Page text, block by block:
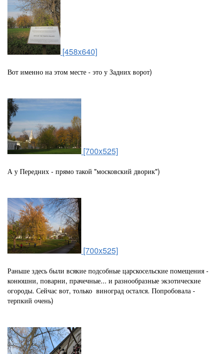
[458x640]
Вот именно на этом месте - это у Задних ворот)
[700x525]
А у Передних - прямо такой "московский дворик")
[700x525]
Раньше здесь были всякие подсобные царскосельские помещения -
конюшни, поварни, прачечные... и разнообразные экзотические
огороды. Сейчас вот, только виноград остался. Попробовала -
терпкий очень)